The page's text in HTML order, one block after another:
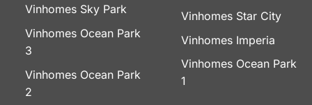
Vinhomes Sky Park
Vinhomes Ocean Park
3
Vinhomes Ocean Park
2
Vinhomes Star City
Vinhomes Imperia
Vinhomes Ocean Park
1